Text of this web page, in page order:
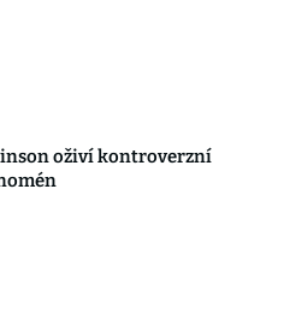
oživí kontroverzní